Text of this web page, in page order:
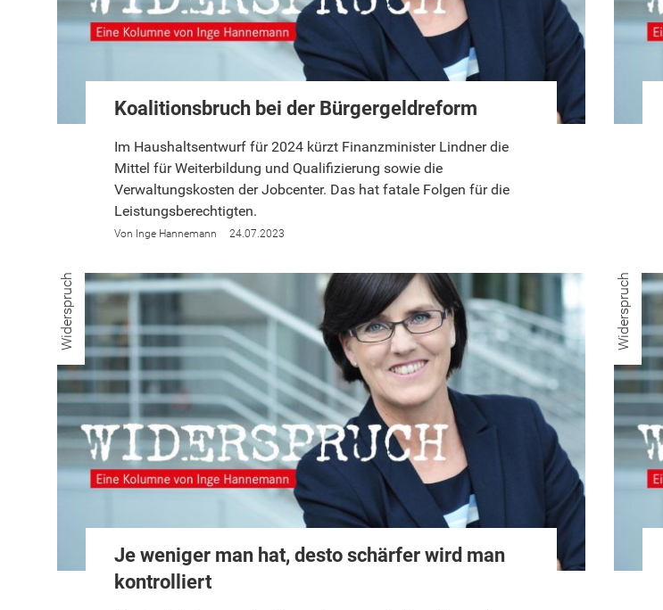
Koalitionsbruch bei der Bürgergeldreform
Im Haushaltsentwurf für 2024 kürzt Finanzminister Lindner die
Mittel für Weiterbildung und Qualifizierung sowie die
Verwaltungskosten der Jobcenter. Das hat fatale Folgen für die
Leistungsberechtigten.
Inge Hannemann 24.07.2023
Widerspruch
Je weniger man hat, desto schärfer wird man
kontrolliert
Widerspruch